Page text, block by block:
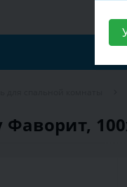
Фаворит,